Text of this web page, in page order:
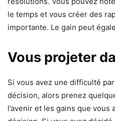
le temps et vous créer des
importante. Le gain peut
Vous projeter
Si vous avez une difficulté
décision, alors prenez
l’avenir et les gains que